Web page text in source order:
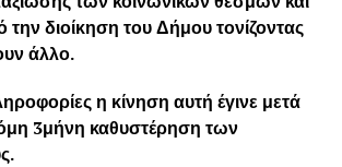
την διοίκηση του Δήμου τονίζοντας
άλλο.
η κίνηση αυτή έγινε μετά
3μήνη καθυστέρηση των